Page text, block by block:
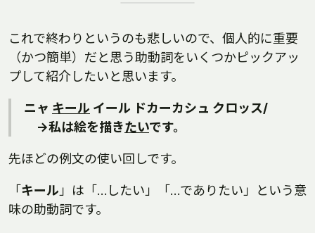
これで終わりというのも悲しいので、個人的に重要
（かつ簡単）だと思う助動詞をいくつかピックアッ
プして紹介したいと思います。
ニャ キール イール ドカーカシュ クロッス/
→私は絵を描きたいです。
先ほどの例文の使い回しです。
「 キール 」は「…したい」「…でありたい」という意
味の助動詞です。